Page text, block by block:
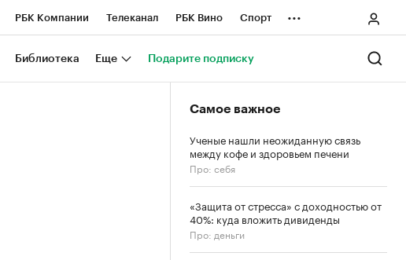
РБК Компании Телеканал РБК Вино Спорт
Национальные проекты Город
...
Библиотека Еще Подарите подписку
Самое важное
Ученые нашли неожиданную связь
между кофе и здоровьем печени
Про: себя
«Защита от стресса» с доходностью от
40%: куда вложить дивиденды
Про: деньги